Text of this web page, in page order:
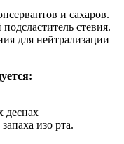
и сахаров.
стевия.
для нейтрализации
деснах
изо рта.